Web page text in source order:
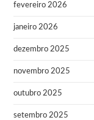
fevereiro 2026
janeiro 2026
dezembro 2025
novembro 2025
outubro 2025
setembro 2025